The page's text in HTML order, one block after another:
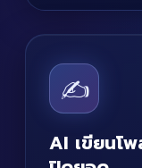
✍️
AI เขียนโ